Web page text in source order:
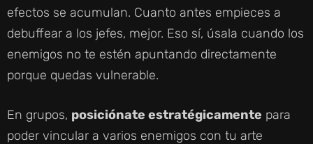
efectos se acumulan. Cuanto antes empieces a
debuffear a los jefes, mejor. Eso sí, úsala cuando los
enemigos no te estén apuntando directamente
porque quedas vulnerable.
En grupos, posiciónate estratégicamente para
poder vincular a varios enemigos con tu arte